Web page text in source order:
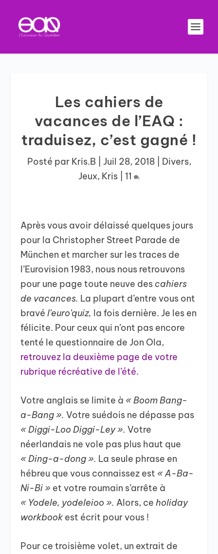
Les cahiers de
vacances de l’EAQ :
traduisez, c’est gagné !
Posté par Kris.B Juil 28, 2018| Divers,
Jeux, Kris 11
Après vous avoir délaissé quelques jours
pour la Christopher Street Parade de
München et marcher sur les traces de
l’Eurovision 1983, nous nous retrouvons
pour une page toute neuve des cahiers
de vacances. La plupart d’entre vous ont
bravél’euro’quiz, la fois dernière. Je les en
félicite. Pour ceux qui n’ont pas encore
tenté le questionnaire de Jon Ola,
retrouvez la deuxième page de votre
rubrique récréative de l’été.
Votre anglais se limite à « Boom Bang-
a-Bang ».Votre suédois ne dépasse pas
« Diggi-Loo Diggi-Ley ».Votre
néerlandais ne vole pas plus haut que
« Ding-a-dong ». La seule phrase en
hébreu que vous connaissez est « A-Ba-
Ni-Bi » et votre roumain s’arrête à
« Yodele, yodeleioo ». Alors, ceholiday
workbook est écrit pour vous !
Pour ce troisième volet, un extrait de